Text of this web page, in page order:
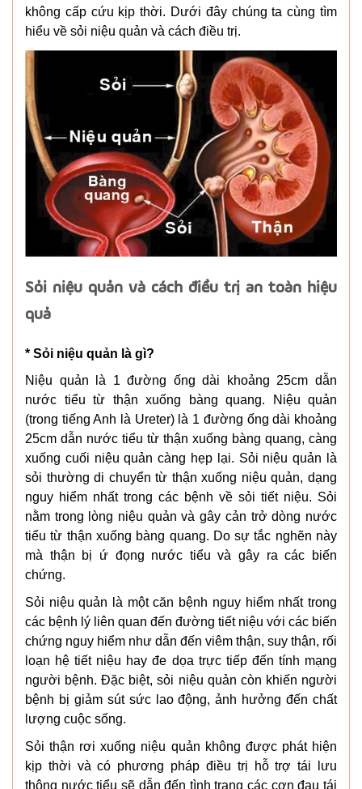
không cấp cứu kịp thời. Dưới đây chúng ta cùng tìm
hiểu về sỏi niệu quản và cách điều trị.
Sỏi niệu quản và cách điều trị an toàn hiệu
quả
* Sỏi niệu quản là gì?
Niệu quản là 1 đường ống dài khoảng 25cm dẫn
nước tiểu từ thận xuống bàng quang. Niệu quản
(trong tiếng Anh là Ureter) là 1 đường ống dài khoảng
25cm dẫn nước tiểu từ thận xuống bàng quang, càng
xuống cuối niệu quản càng hẹp lại. Sỏi niệu quản là
sỏi thường di chuyển từ thận xuống niệu quản, dạng
nguy hiểm nhất trong các bệnh về sỏi tiết niệu. Sỏi
nằm trong lòng niệu quản và gây cản trở dòng nước
tiểu từ thận xuống bàng quang. Do sự tắc nghẽn này
mà thận bị ứ đọng nước tiểu và gây ra các biến
chứng.
Sỏi niệu quản là một căn bệnh nguy hiểm nhất trong
các bệnh lý liên quan đến đường tiết niệu với các biến
chứng nguy hiểm như dẫn đến viêm thận, suy thận, rối
loạn hệ tiết niệu hay đe dọa trực tiếp đến tính mạng
người bệnh. Đặc biệt, sỏi niệu quản còn khiến người
bệnh bị giảm sút sức lao động, ảnh hưởng đến chất
lượng cuộc sống.
Sỏi thận rơi xuống niệu quản không được phát hiện
kịp thời và có phương pháp điều trị hỗ trợ tái lưu
thông nước tiểu sẽ dẫn đến tình trạng các cơn đau tái